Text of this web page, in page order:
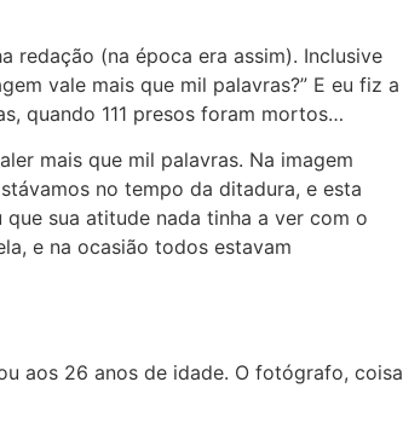
redação (na época era assim). Inclusive
vale mais que mil palavras?” E eu fiz a
quando 111 presos foram mortos…
mais que mil palavras. Na imagem
no tempo da ditadura, e esta
sua atitude nada tinha a ver com o
e na ocasião todos estavam
aos 26 anos de idade. O fotógrafo, coisa